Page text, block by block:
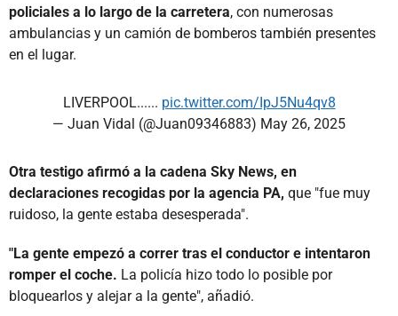
policiales a lo largo de la carretera, con numerosas
ambulancias y un camión de bomberos también presentes
en el lugar.
LIVERPOOL...... pic.twitter.com/IpJ5Nu4qv8
— Juan Vidal (@Juan09346883) May 26, 2025
Otra testigo afirmó a la cadena Sky News, en
declaraciones recogidas por la agencia PA, que "fue muy
ruidoso, la gente estaba desesperada".
"La gente empezó a correr tras el conductor e intentaron
romper el coche. La policía hizo todo lo posible por
bloquearlos y alejar a la gente", añadió.